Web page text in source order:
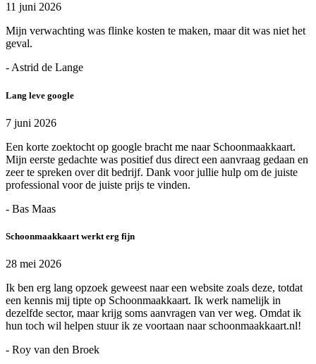
11 juni 2026
Mijn verwachting was flinke kosten te maken, maar dit was niet het
geval.
- Astrid de Lange
Lang leve google
7 juni 2026
Een korte zoektocht op google bracht me naar Schoonmaakkaart.
Mijn eerste gedachte was positief dus direct een aanvraag gedaan en
zeer te spreken over dit bedrijf. Dank voor jullie hulp om de juiste
professional voor de juiste prijs te vinden.
- Bas Maas
Schoonmaakkaart werkt erg fijn
28 mei 2026
Ik ben erg lang opzoek geweest naar een website zoals deze, totdat
een kennis mij tipte op Schoonmaakkaart. Ik werk namelijk in
dezelfde sector, maar krijg soms aanvragen van ver weg. Omdat ik
hun toch wil helpen stuur ik ze voortaan naar schoonmaakkaart.nl!
- Roy van den Broek